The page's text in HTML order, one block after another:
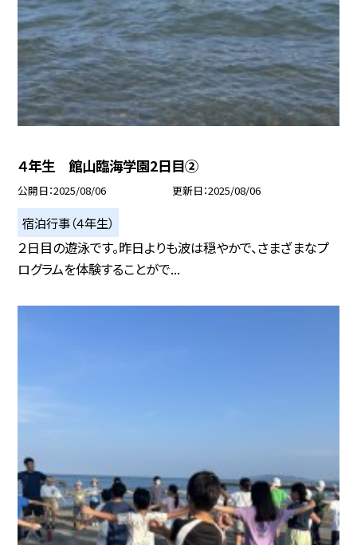
４年生 館山臨海学園2日目②
公開日 2025/08/06 更新日 2025/08/06
宿泊行事（４年生）
２日目の遊泳です。昨日よりも波は穏やかで、さまざまなプ
ログラムを体験することがで...